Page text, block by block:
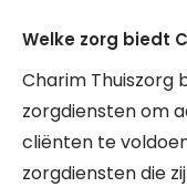
Welke zorg biedt
Charim Thuiszorg
zorgdiensten om
cliënten te
zorgdiensten die